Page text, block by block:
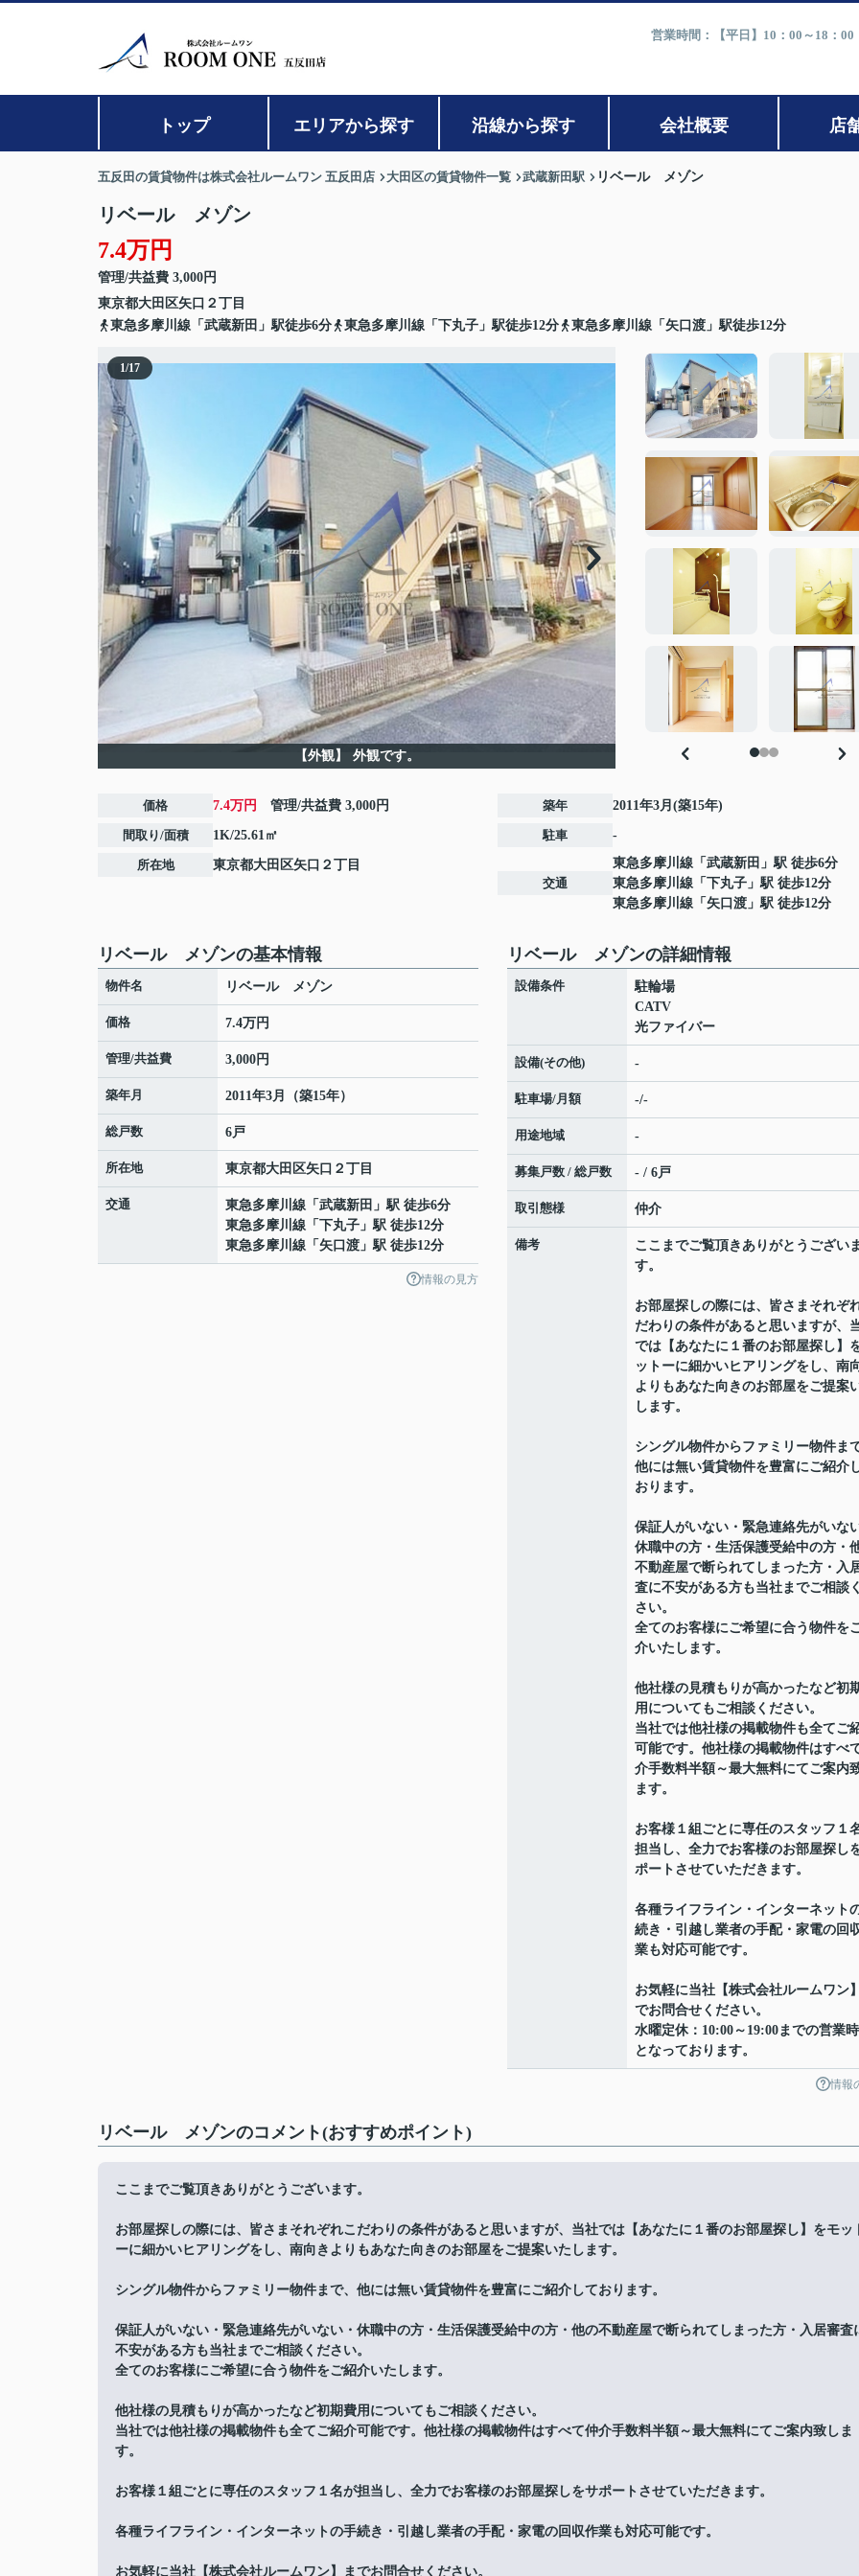
営業時間：【平日】10：00～18：
トップ エリアから探す 沿線から探す 会社概要 店
五反田の賃貸物件は株式会社ルームワン 五反田店 大田区の賃貸物件一覧 武蔵新田駅 リベール メゾン
リベール メゾン
7.4万円
管理/共益費 3,000円
東京都大田区矢口 ２丁目
東急多摩川線「武蔵新田」駅徒歩6分
東急多摩川線「下丸子」駅徒歩12分 東急多摩川線「矢口渡」駅徒歩12分
1/17
【外観】 外観です。
価格 7.4万円 管理/共益費 3,000円
間取り/面積 1K/25.61㎡
所在地 東京都大田区矢口 ２丁目
築年 2011年3月(築15年)
駐車 -
交通
東急多摩川線 「 武蔵新田 」駅 徒歩6分
東急多摩川線 「 下丸子 」駅 徒歩12分
東急多摩川線 「 矢口渡 」駅 徒歩12分
リベール メゾンの基本情報
物件名 リベール メゾン
価格 7.4万円
管理/共益費 3,000円
築年月 2011年3月（築15年）
総戸数 6戸
所在地 東京都大田区矢口 ２丁目
交通 東急多摩川線 「 武蔵新田 」駅 徒歩6分
東急多摩川線 「 下丸子 」駅 徒歩12分
東急多摩川線 「 矢口渡 」駅 徒歩12分
情報の見方
リベール メゾンの詳細情報
設備条件
駐輪場
CATV
光ファイバー
設備(その他) -
駐車場/月額 -/-
用途地域 -
募集戸数 / 総戸数 - / 6戸
取引態様 仲介
備考
ここまでご覧頂きありがとうござい
す。
お部屋探しの際には、皆さまそれぞ
だわりの条件があると思いますが、
では【あなたに１番のお部屋探し】
ットーに細かいヒアリングをし、南
よりもあなた向きのお部屋をご提案
します。
シングル物件からファミリー物件ま
他には無い賃貸物件を豊富にご紹介
おります。
保証人がいない・緊急連絡先がいな
休職中の方・生活保護受給中の方・
不動産屋で断られてしまった方・入
査に不安がある方も当社までご相談
さい。
全てのお客様にご希望に合う物件を
介いたします。
他社様の見積もりが高かったなど初
用についてもご相談ください。
当社では他社様の掲載物件も全てご
可能です。他社様の掲載物件はすべ
介手数料半額～最大無料にてご案内
ます。
お客様１組ごとに専任のスタッフ１
担当し、全力でお客様のお部屋探し
ポートさせていただきます。
各種ライフライン・インターネット
続き・引越し業者の手配・家電の回
業も対応可能です。
お気軽に当社【株式会社ルームワン
でお問合せください。
水曜定休：10:00～19:00までの営業
となっております。
情報
リベール メゾンのコメント(おすすめポイント)
ここまでご覧頂きありがとうございます。
お部屋探しの際には、皆さまそれぞれこだわりの条件があると思いますが、当社では【あなたに１番のお部屋探し】をモッ
ーに細かいヒアリングをし、南向きよりもあなた向きのお部屋をご提案いたします。
シングル物件からファミリー物件まで、他には無い賃貸物件を豊富にご紹介しております。
保証人がいない・緊急連絡先がいない・休職中の方・生活保護受給中の方・他の不動産屋で断られてしまった方・入居審査
不安がある方も当社までご相談ください。
全てのお客様にご希望に合う物件をご紹介いたします。
他社様の見積もりが高かったなど初期費用についてもご相談ください。
当社では他社様の掲載物件も全てご紹介可能です。他社様の掲載物件はすべて仲介手数料半額～最大無料にてご案内致しま
す。
お客様１組ごとに専任のスタッフ１名が担当し、全力でお客様のお部屋探しをサポートさせていただきます。
各種ライフライン・インターネットの手続き・引越し業者の手配・家電の回収作業も対応可能です。
お気軽に当社【株式会社ルームワン】までお問合せください。